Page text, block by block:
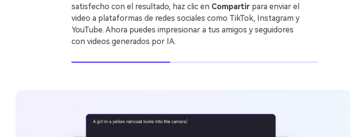
satisfecho con el resultado, haz clic en Compartir para enviar el
video a plataformas de redes sociales como TikTok, Instagram y
YouTube. Ahora puedes impresionar a tus amigos y seguidores
con videos generados por IA.